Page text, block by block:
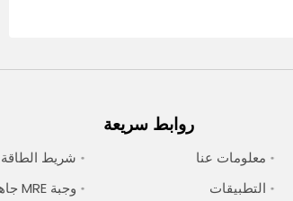
روابط سريعة
معلومات عنا
التطبيقات
شريط الطاقة
وجبة MRE جاهزة للأكل